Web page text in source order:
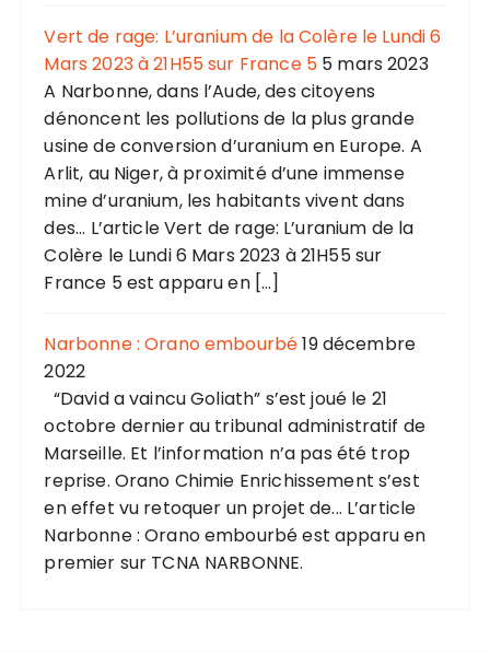
Vert de rage: L’uranium de la Colère le Lundi 6
Mars 2023 à 21H55 sur France 5 5 mars 2023
A Narbonne, dans l’Aude, des citoyens
dénoncent les pollutions de la plus grande
usine de conversion d’uranium en Europe. A
Arlit, au Niger, à proximité d’une immense
mine d’uranium, les habitants vivent dans
des... L’article Vert de rage: L’uranium de la
Colère le Lundi 6 Mars 2023 à 21H55 sur
France 5 est apparu en […]
Narbonne : Orano embourbé19 décembre
2022
“David a vaincu Goliath” s’est joué le 21
octobre dernier au tribunal administratif de
Marseille. Et l’information n’a pas été trop
reprise. Orano Chimie Enrichissement s’est
en effet vu retoquer un projet de... L’article
Narbonne : Orano embourbé est apparu en
premier sur TCNA NARBONNE.